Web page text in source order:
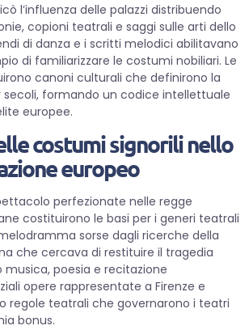
l’influenza delle palazzi distribuendo
copioni teatrali e saggi sulle arti dello
di danza e i scritti melodici abilitavano
di familiarizzare le costumi nobiliari. Le
canoni culturali che definirono la
formando un codice intellettuale
europee.
costumi signorili nello
europeo
perfezionate nelle regge
costituirono le basi per i generi teatrali
sorse dagli ricerche della
che cercava di restituire il tragedia
poesia e recitazione
opere rappresentate a Firenze e
regole teatrali che governarono i teatri
bonus.